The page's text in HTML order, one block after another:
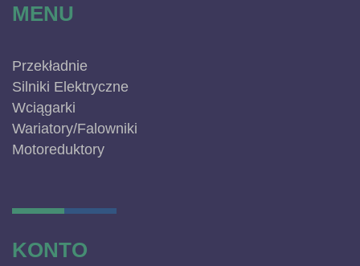
MENU
Przekładnie
Silniki Elektryczne
Wciągarki
Wariatory/Falowniki
Motoreduktory
KONTO